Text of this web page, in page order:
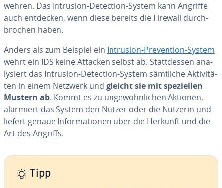
weh­ren. Das Intrusion-Detection-System kann Angriffe
auch entdecken, wenn diese bereits die Firewall durch­
bro­chen haben.
Anders als zum Beispiel ein Intrusion-Pre­ven­ti­on-System
wehrt ein IDS keine Attacken selbst ab. Statt­des­sen ana­
ly­siert das Intrusion-Detection-System sämtliche Ak­ti­vi­tä­
ten in einem Netzwerk und gleicht sie mit spe­zi­el­len
Mustern ab. Kommt es zu un­ge­wöhn­li­chen Aktionen,
alarmiert das System den Nutzer oder die Nutzerin und
liefert genaue In­for­ma­tio­nen über die Herkunft und die
Art des Angriffs.
Tipp